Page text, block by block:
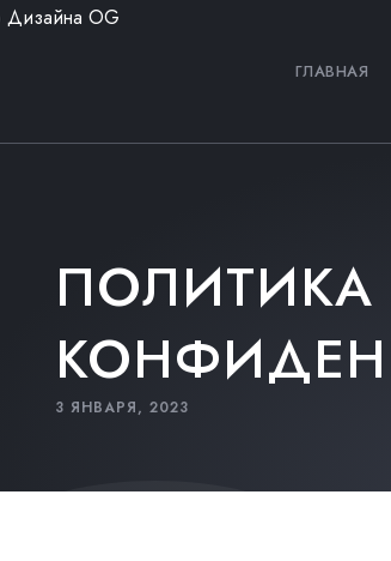
Дизайна OG
ГЛАВНАЯ
ПОЛИТИКА
3 ЯНВАРЯ, 2023